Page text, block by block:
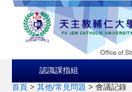
認識課指組
首頁 > 其他/常見問題 > 會議記錄